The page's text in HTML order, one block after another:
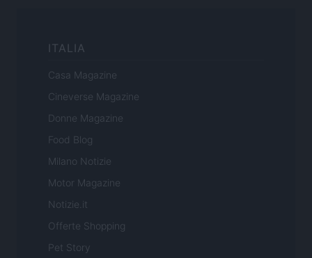
ITALIA
Casa Magazine
Cineverse Magazine
Donne Magazine
Food Blog
Milano Notizie
Motor Magazine
Notizie.it
Offerte Shopping
Pet Story